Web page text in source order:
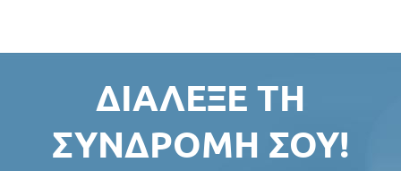
ΔΙΆΛΕΞΕ ΤΗ
ΣΥΝΔΡΟΜΉ ΣΟΥ!